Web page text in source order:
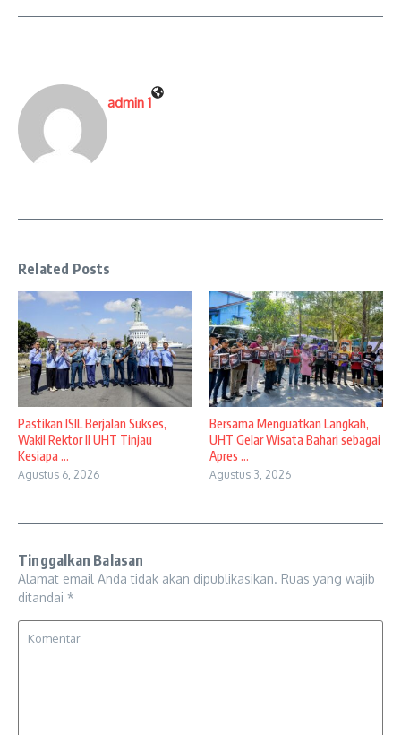
admin 1
Related Posts
Pastikan ISIL Berjalan Sukses,
Wakil Rektor II UHT Tinjau
Kesiapa ...
Agustus 6, 2026
Bersama Menguatkan Langkah,
UHT Gelar Wisata Bahari sebagai
Apres ...
Agustus 3, 2026
Tinggalkan Balasan
Alamat email Anda tidak akan dipublikasikan. Ruas yang wajib
ditandai *